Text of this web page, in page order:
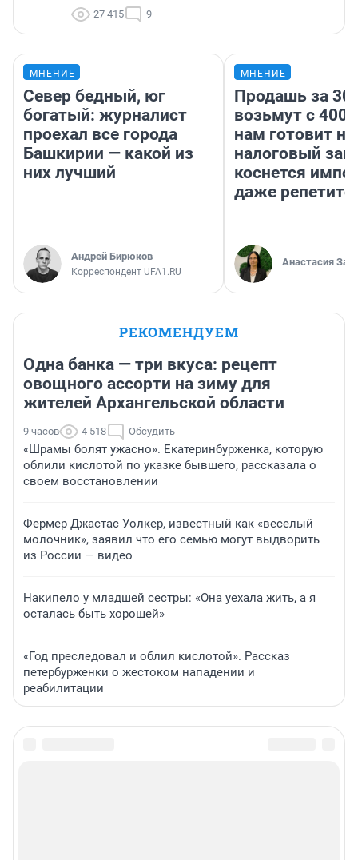
27 415 9
МНЕНИЕ
Север бедный, юг
богатый: журналист
проехал все города
Башкирии — какой из
них лучший
Андрей Бирюков
Корреспондент UFA1.RU
МНЕНИЕ
Продашь за
возьмут с
нам готовит
налоговый
коснется
даже
Анастасия
РЕКОМЕНДУЕМ
Одна банка — три вкуса: рецепт
овощного ассорти на зиму для
жителей Архангельской области
9 часов 4 518 Обсудить
«Шрамы болят ужасно». Екатеринбурженка, которую
облили кислотой по указке бывшего, рассказала о
своем восстановлении
Фермер Джастас Уолкер, известный как «веселый
молочник», заявил что его семью могут выдворить
из России — видео
Накипело у младшей сестры: «Она уехала жить, а я
осталась быть хорошей»
«Год преследовал и облил кислотой». Рассказ
петербурженки о жестоком нападении и
реабилитации